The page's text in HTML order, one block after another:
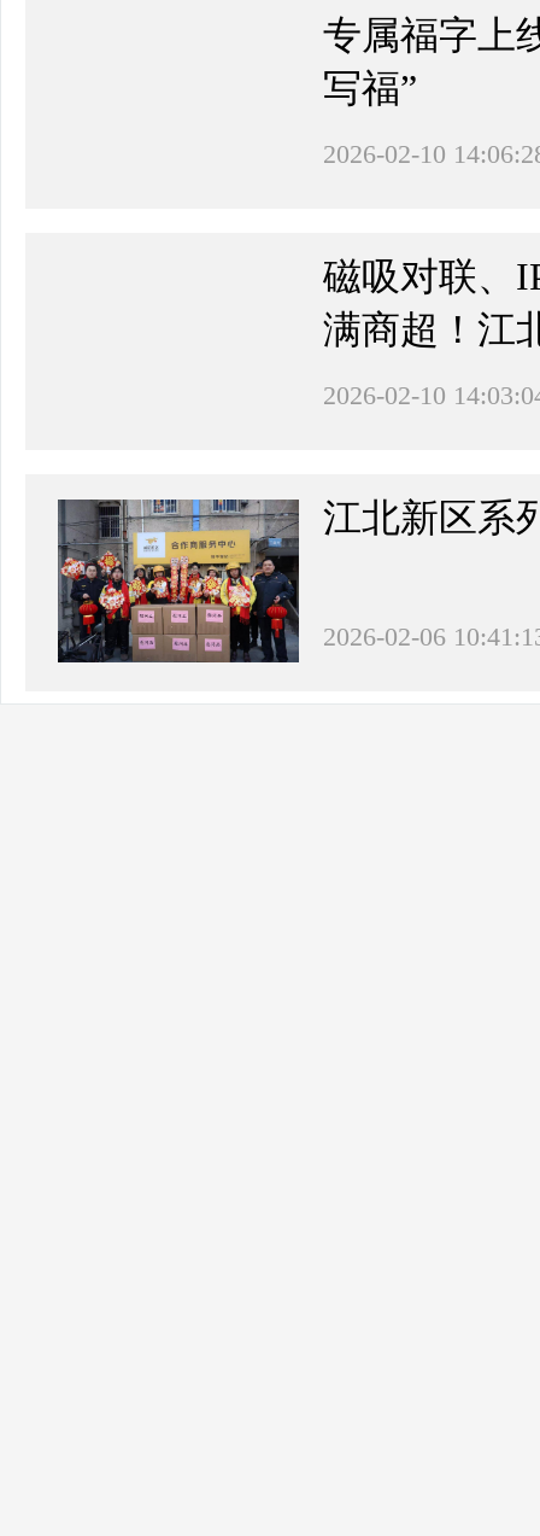
专属福字上
写福”
2026-02-10
磁吸对联、
满商超！江
2026-02-10
江北新区系
2026-02-06